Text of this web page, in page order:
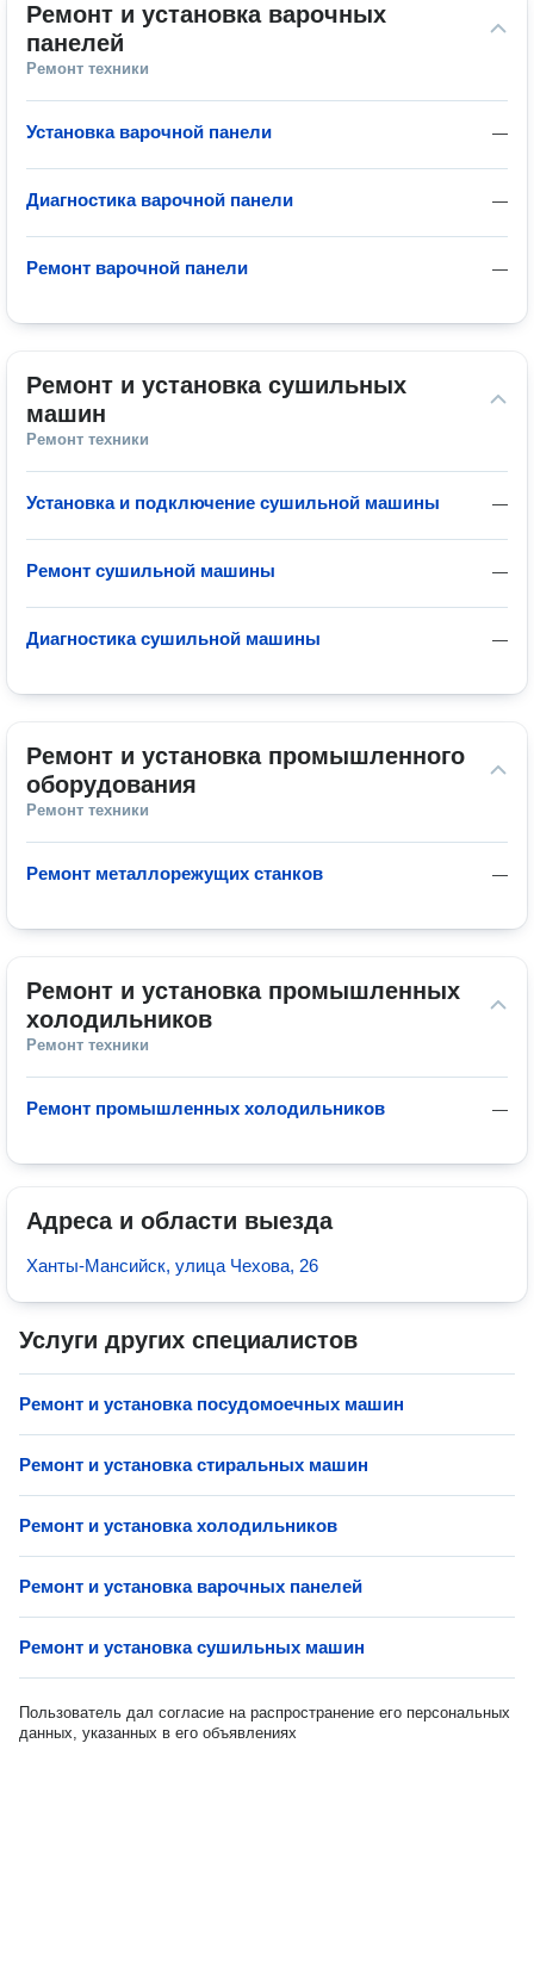
Ремонт и установка варочных
панелей
Ремонт техники
—
Установка варочной панели
—
Диагностика варочной панели
—
Ремонт варочной панели
Ремонт и установка сушильных
машин
Ремонт техники
—
Установка и подключение сушильной машины
—
Ремонт сушильной машины
—
Диагностика сушильной машины
Ремонт и установка промышленного
оборудования
Ремонт техники
—
Ремонт металлорежущих станков
Ремонт и установка промышленных
холодильников
Ремонт техники
—
Ремонт промышленных холодильников
Адреса и области выезда
Ханты-Мансийск, улица Чехова, 26
Услуги других специалистов
Ремонт и установка посудомоечных машин
Ремонт и установка стиральных машин
Ремонт и установка холодильников
Ремонт и установка варочных панелей
Ремонт и установка сушильных машин
Пользователь дал согласие на распространение его персональных
данных, указанных в его объявлениях